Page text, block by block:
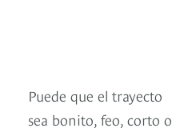
Puede que el trayecto
sea bonito, feo, corto o